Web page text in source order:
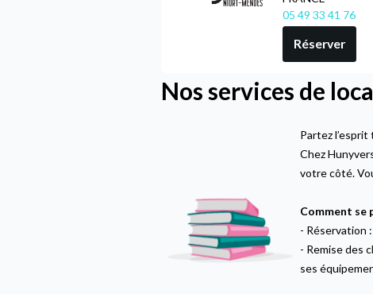
05 49 33 41 76
Réserver
Nos services de
Partez l’esprit
Chez
votre côté.
Comment se
- Réservation
- Remise des
ses